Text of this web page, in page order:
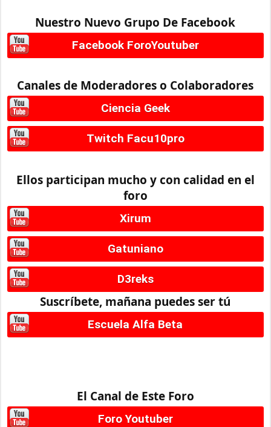
Nuestro Nuevo Grupo De Facebook
Facebook ForoYoutuber
Canales de Moderadores o Colaboradores
Ciencia Geek
Twitch Facu10pro
Ellos participan mucho y con calidad en el
foro
Xirum
Gatuniano
D3reks
Suscríbete, mañana puedes ser tú
Escuela Alfa Beta
El Canal de Este Foro
Foro Youtuber